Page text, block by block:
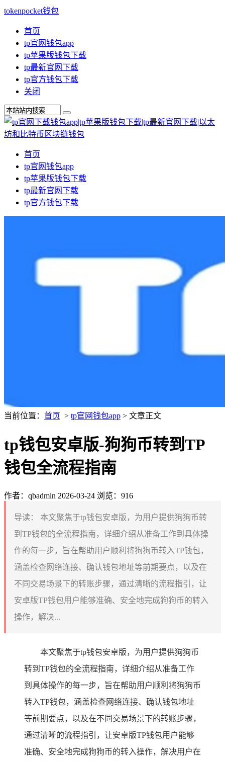
tokenpocket钱包
首页
tp官网钱包app
tp苹果版钱包下载
tp最新官网下载
tp官方钱包下载
关闭
首页
tp官网钱包app
tp苹果版钱包下载
tp最新官网下载
tp官方钱包下载
当前位置： 首页 > tp官网钱包app > 文章正文
tp钱包安卓版-狗狗币转到TP
钱包全流程指南
作者：qbadmin 2026-03-24 浏览：916
导读：
本文聚焦于tp钱包安卓版，为用户提供狗狗币转
到TP钱包的全流程指南，详细介绍从准备工作到具体操
作的每一步，旨在帮助用户顺利将狗狗币转入TP钱包，
涵盖检查网络连接、确认钱包地址等前期要点，以及在
不同交易场景下的转账步骤，通过清晰的流程指引，让
安卓版TP钱包用户能够准确、安全地完成狗狗币的转入
操作，解决...
本文聚焦于tp钱包安卓版，为用户提供狗狗币
转到TP钱包的全流程指南，详细介绍从准备工作
到具体操作的每一步，旨在帮助用户顺利将狗狗币
转入TP钱包，涵盖检查网络连接、确认钱包地址
等前期要点，以及在不同交易场景下的转账步骤，
通过清晰的流程指引，让安卓版TP钱包用户能够
准确、安全地完成狗狗币的转入操作，解决用户在